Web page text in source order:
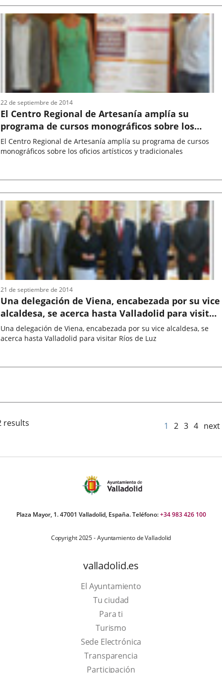
de
la
noticia
El Centro Regional de Artesanía amplía su
programa de cursos monográficos sobre los
oficios artísticos y tradicionales
El Centro Regional de Artesanía amplía su programa de cursos
monográficos sobre los oficios artísticos y tradicionales
de
la
noticia
22 de septiembre de 2014
Una delegación de Viena, encabezada por su vice
alcaldesa, se acerca hasta Valladolid para visitar
Ríos de Luz
Una delegación de Viena, encabezada por su vice alcaldesa, se
acerca hasta Valladolid para visitar Ríos de Luz
21 de septiembre de 2014
results 1 2 3 4 next
Plaza Mayor, 1. 47001 Valladolid, España. Teléfono:+34 983 426 100
Copyright 2025 - Ayuntamiento de Valladolid
valladolid.es
El Ayuntamiento
Tu ciudad
Para ti
TurismoThis
link
will
open
Sede Electrónica
Transparencia
Participación